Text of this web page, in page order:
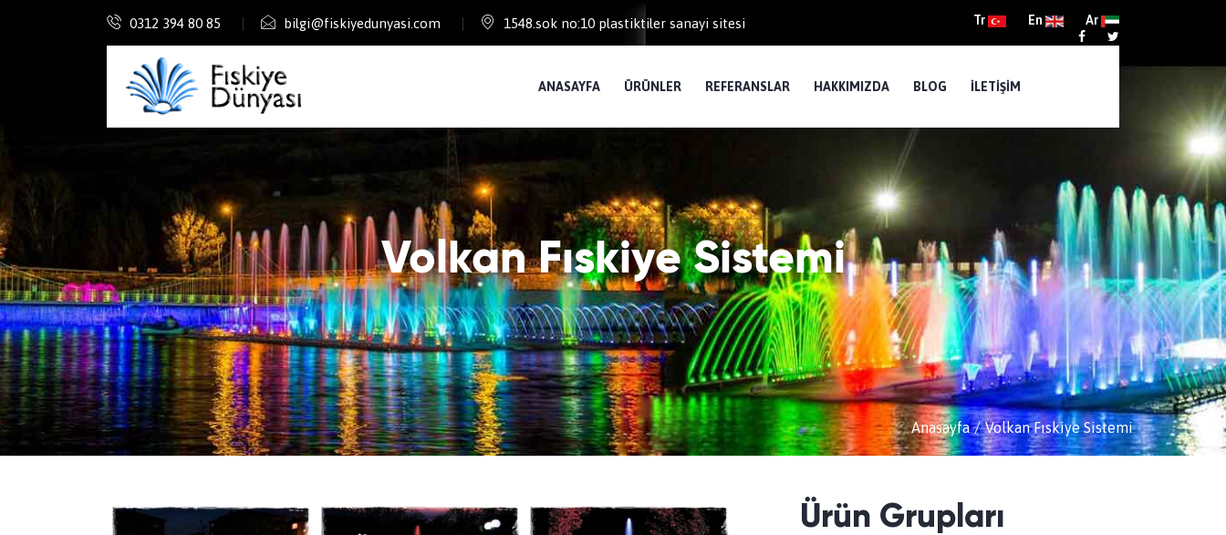
0312 394 80 85 bilgi@fiskiyedunyasi.com 1548.sok no:10 plastiktiler sanayi sitesi Tr En Ar
ANASAYFA ÜRÜNLER REFERANSLAR HAKKIMIZDA BLOG İLETIŞIM
Volkan Fıskiye Sistemi
Anasayfa Volkan Fıskiye Sistemi
Ürün Grupları